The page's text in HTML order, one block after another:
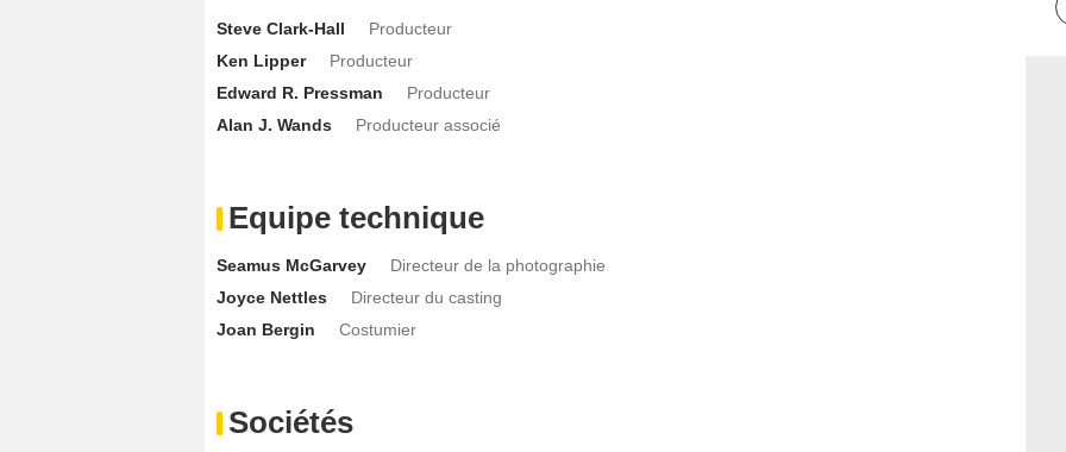
Steve Clark-Hall
Producteur
Ken Lipper
Producteur
Edward R. Pressman
Producteur
Alan J. Wands
Producteur associé
Equipe technique
Seamus McGarvey
Directeur de la photographie
Joyce Nettles
Directeur du casting
Joan Bergin
Costumier
Sociétés